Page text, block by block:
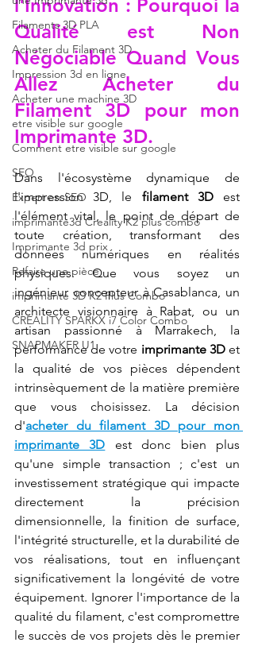
Filaments 3D PLA
Acheter du Filament 3D
Impression 3d en ligne
Acheter une machine 3D
etre visible sur google
Comment etre visible sur google
SEO
Expert en SEO
imprimante3d Creality K2 plus combo
Imprimante 3d prix
Refaire une pièce
imprimante 3D K2 Plus Combo
CREALITY SPARKX i7 Color Combo
SNAPMAKER U1
l'Innovation : Pourquoi la
Qualité est Non
Négociable Quand Vous
Allez Acheter du
Filament 3D pour mon
Imprimante 3D.
Dans l'écosystème dynamique de
l'impression 3D, le filament 3D est
l'élément vital, le point de départ de
toute création, transformant des
données numériques en réalités
physiques. Que vous soyez un
ingénieur concepteur à Casablanca, un
architecte visionnaire à Rabat, ou un
artisan passionné à Marrakech, la
performance de votre imprimante 3D et
la qualité de vos pièces dépendent
intrinsèquement de la matière première
que vous choisissez. La décision
d'acheter du filament 3D pour mon
imprimante 3D est donc bien plus
qu'une simple transaction ; c'est un
investissement stratégique qui impacte
directement la précision
dimensionnelle, la finition de surface,
l'intégrité structurelle, et la durabilité de
vos réalisations, tout en influençant
significativement la longévité de votre
équipement. Ignorer l'importance de la
qualité du filament, c'est compromettre
le succès de vos projets dès le premier